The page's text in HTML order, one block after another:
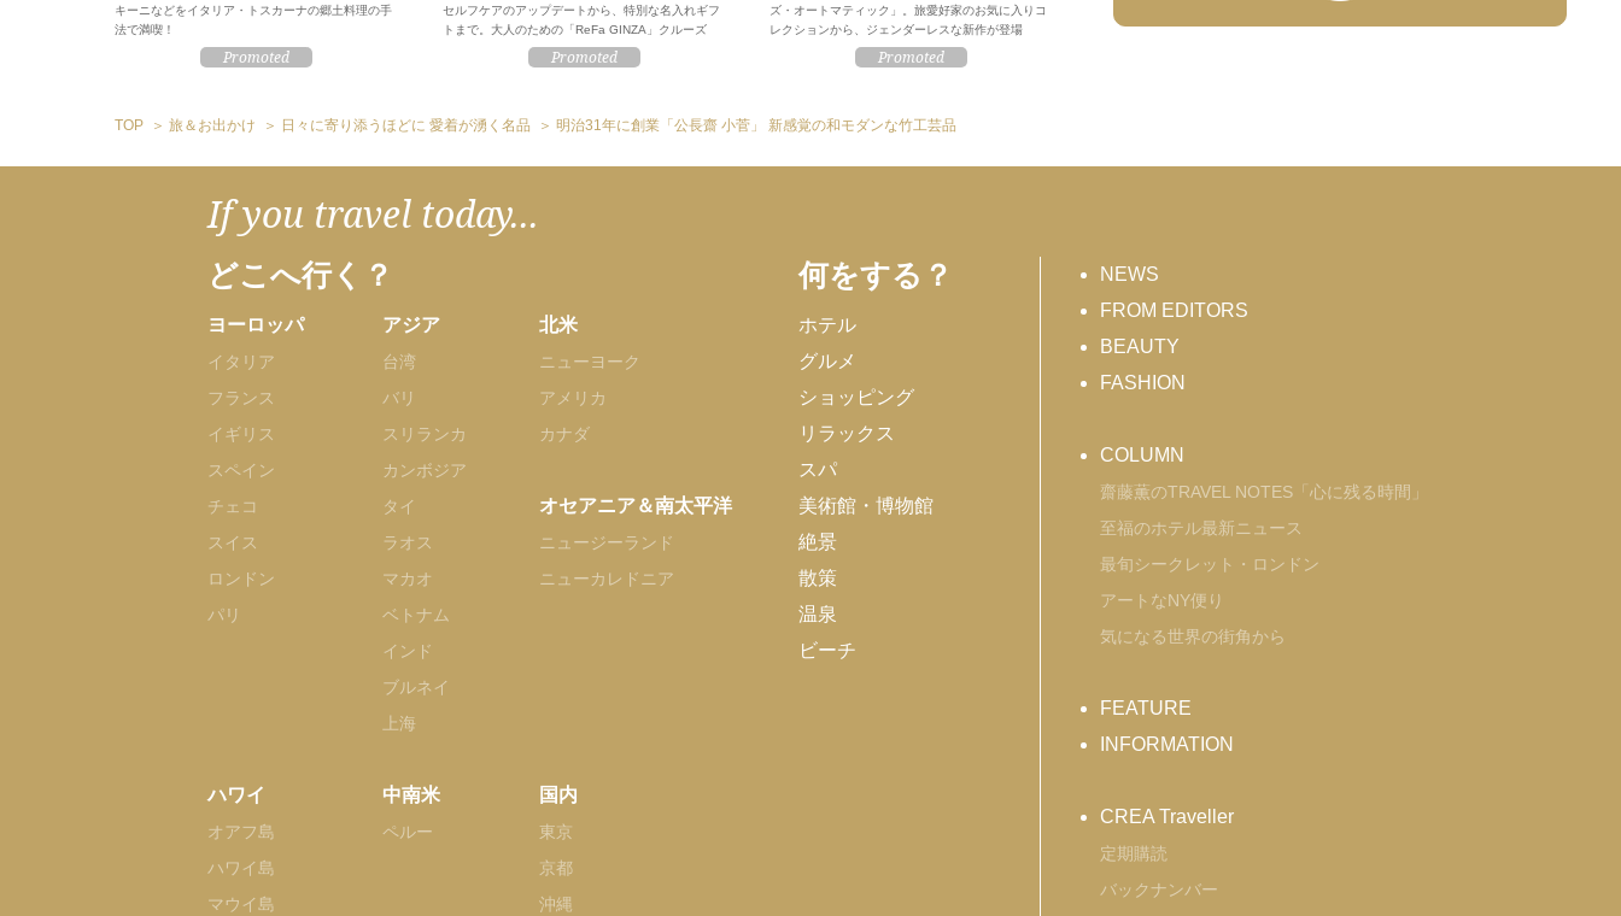
キーニなどをイタリア・トスカーナの郷土料理の手
法で満喫！
セルフケアのアップデートから、特別な名入れギフ
トまで。大人のための「ReFa GINZA」クルーズ
ズ・オートマティック」。旅愛好家のお気に入りコ
レクションから、ジェンダーレスな新作が登場
TOP 旅＆お出かけ 日々に寄り添うほどに 愛着が湧く名品 明治31年に創業「公長齋 小菅」 新感覚の和モダンな竹工芸品
If you travel today...
どこへ行く？
ヨーロッパ
イタリア
フランス
イギリス
スペイン
チェコ
スイス
ロンドン
パリ
ハワイ
オアフ島
ハワイ島
マウイ島
アジア
台湾
バリ
スリランカ
カンボジア
タイ
ラオス
マカオ
ベトナム
インド
ブルネイ
上海
中南米
ペルー
北米
ニューヨーク
アメリカ
カナダ
オセアニア＆南太平洋
ニュージーランド
ニューカレドニア
国内
東京
京都
沖縄
何をする？
ホテル
グルメ
ショッピング
リラックス
スパ
美術館・博物館
絶景
散策
温泉
ビーチ
NEWS
FROM EDITORS
BEAUTY
FASHION
COLUMN
齋藤薫のTRAVEL NOTES「心に残る時間」
至福のホテル最新ニュース
最旬シークレット・ロンドン
アートなNY便り
気になる世界の街角から
FEATURE
INFORMATION
CREA Traveller
定期購読
バックナンバー